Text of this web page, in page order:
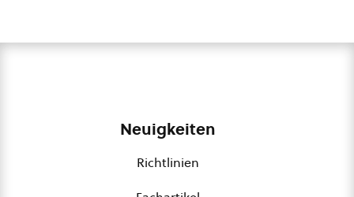
Neuigkeiten
Richtlinien